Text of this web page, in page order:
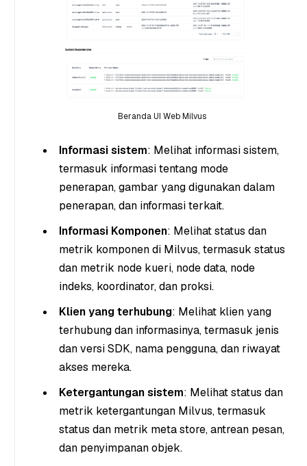
Beranda UI Web Milvus
Informasi sistem: Melihat informasi sistem,
termasuk informasi tentang mode
penerapan, gambar yang digunakan dalam
penerapan, dan informasi terkait.
Informasi Komponen: Melihat status dan
metrik komponen di Milvus, termasuk status
dan metrik node kueri, node data, node
indeks, koordinator, dan proksi.
Klien yang terhubung: Melihat klien yang
terhubung dan informasinya, termasuk jenis
dan versi SDK, nama pengguna, dan riwayat
akses mereka.
Ketergantungan sistem: Melihat status dan
metrik ketergantungan Milvus, termasuk
status dan metrik meta store, antrean pesan,
dan penyimpanan objek.